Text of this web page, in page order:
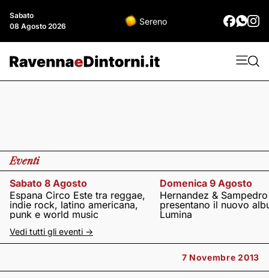
Sabato
08 Agosto 2026
Sereno
Eventi
Sabato 8 Agosto
Espana Circo Este tra reggae,
indie rock, latino americana,
punk e world music
Domenica 9 Agosto
Hernandez & Sampedro
presentano il nuovo
Lumina
Vedi tutti gli eventi ->
7 Novembre 2013